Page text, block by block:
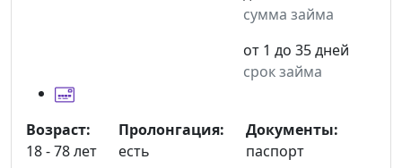
сумма займа
от 1 до 35 дней
срок займа
Возраст:
18 - 78 лет
Пролонгация:
есть
Документы:
паспорт